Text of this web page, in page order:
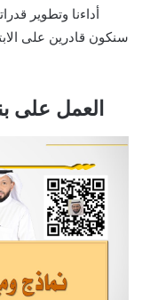
أداءنا وتطوير
سنكون قادرين على
العمل على